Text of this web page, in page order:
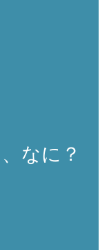
なに？